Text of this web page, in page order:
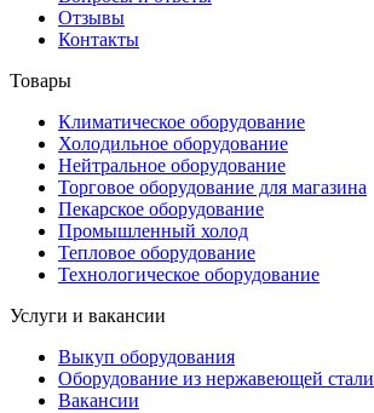
Отзывы
Контакты
Товары
Климатическое оборудование
Холодильное оборудование
Нейтральное оборудование
Торговое оборудование для магазина
Пекарское оборудование
Промышленный холод
Тепловое оборудование
Технологическое оборудование
Услуги и вакансии
Выкуп оборудования
Оборудование из нержавеющей стали
Вакансии